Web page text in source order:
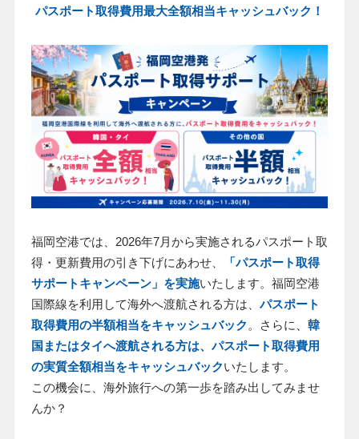
パスポート取得費用最大全額相当キャッシュバック！
福岡空港では、 2026年7月から実施されるパスポート取
得・更新費用の引き下げにあわせ、
「パスポート取得
サポートキャンペーン」を実施いたします。福岡空港
国際線を利用して海外へ渡航される方は、 パスポート
取得費用の半額相当をキャッシュバック 。さらに
韓
国またはタイへ渡航される方は、パスポート取得費用
の実質全額相当をキャッシュバックいたします。
この機会に、海外旅行への第一歩を踏み出してみませ
んか？